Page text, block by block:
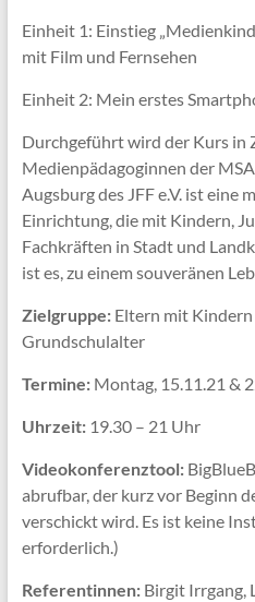
Einheit 1: Einstieg
mit Film und Fernsehen
Einheit 2: Mein erstes
Durchgeführt wird der Kurs in
Medienpädagoginnen der
Augsburg des JFF e.V. ist eine
Einrichtung, die mit Kindern,
Fachkräften in Stadt und
ist es, zu einem souveränen
Zielgruppe:Eltern mit
Grundschulalter
Termine:Montag, 15.11.21 &
Uhrzeit: 19.30 – 21 Uhr
Videokonferenztool:
abrufbar, der kurz vor Beginn
verschickt wird. Es ist keine
erforderlich.)
Referentinnen: Birgit Irrgang,